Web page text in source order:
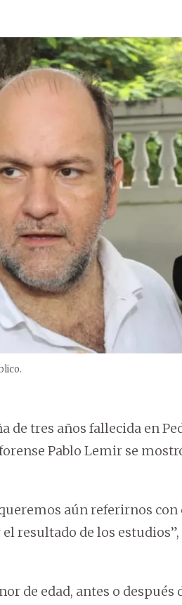
de tres años fallecida en
Pablo Lemir se
aún referirnos con
resultado de los
de edad, antes o